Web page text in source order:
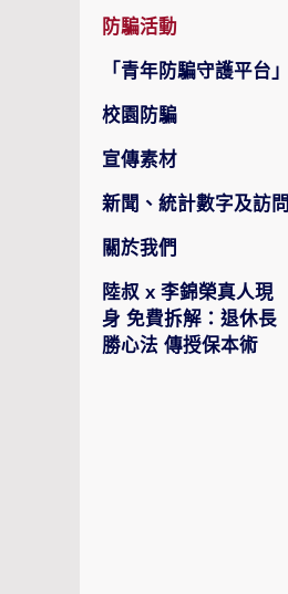
防騙活動
「青年防騙守護平台」
校園防騙
宣傳素材
新聞、統計數字及訪問
關於我們
陸叔 x 李錦榮真人現
身 免費拆解：退休長
勝心法 傳授保本術